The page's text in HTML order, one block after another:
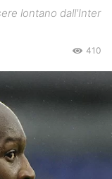
lontano dall'Inter
410